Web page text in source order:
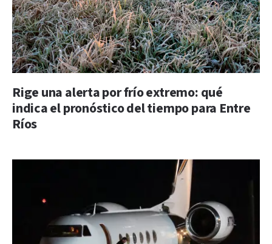
Rige una alerta por frío extremo: qué
indica el pronóstico del tiempo para Entre
Ríos